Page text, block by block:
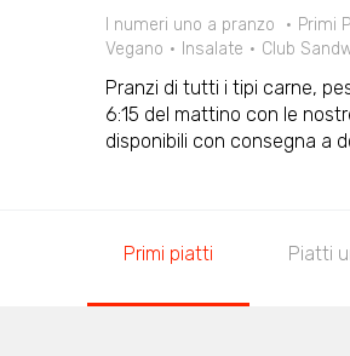
I numeri uno a pranzo Primi
Vegano
Insalate Club
Pranzi di tutti i tipi carne,
6:15 del mattino con le
disponibili con consegna a
Primi piatti Piatti